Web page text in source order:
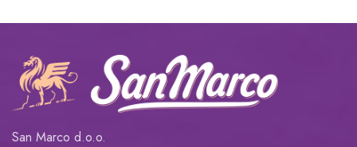
San Marco d.o.o.